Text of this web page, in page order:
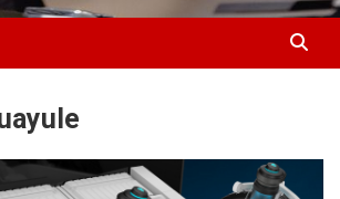
audiovisual para el sector automotriz